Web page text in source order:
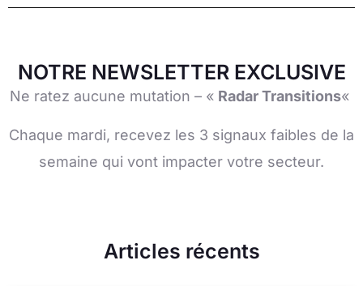
NOTRE NEWSLETTER EXCLUSIVE
Ne ratez aucune mutation – « Radar Transitions«
Chaque mardi, recevez les 3 signaux faibles de la
semaine qui vont impacter votre secteur.
Articles récents